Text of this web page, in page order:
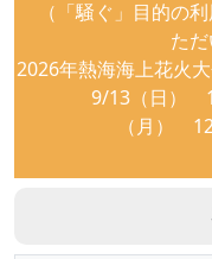
（「騒ぐ」目的の
ただ
2026年熱海海
9/13（日）
（月）